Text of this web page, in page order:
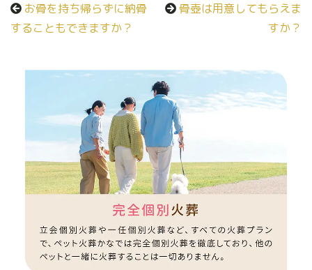
お骨を持ち帰らずに納骨
することもできますか？
骨壺は用意してもらえま
すか？